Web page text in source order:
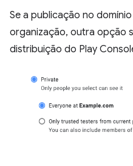
Se a publicação no
organização, outra opção
distribuição do Play